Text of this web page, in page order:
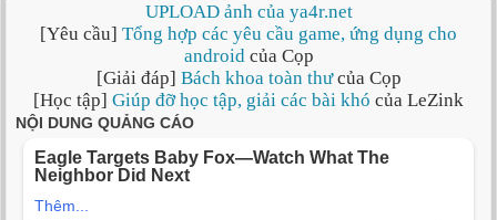
UPLOAD ảnh của ya4r.net
[Yêu cầu] Tổng hợp các yêu cầu game, ứng dụng cho
androidcủa Cọp
[Giải đáp] Bách khoa toàn thưcủa Cọp
[Học tập] Giúp đỡ học tập, giải các bài khó của LeZink